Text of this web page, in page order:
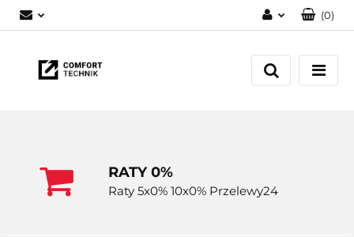
Zaloguj się
Zarejestruj się
(0)
RATY 0%
Raty 5x0% 10x0% Przelewy24